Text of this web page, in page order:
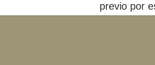
previo por